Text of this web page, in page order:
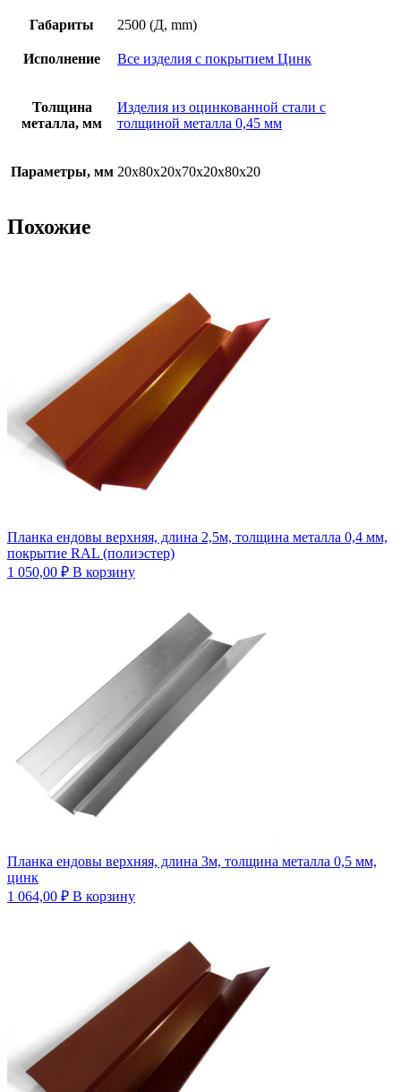
Габариты 2500 (Д, mm)
Исполнение Все изделия с покрытием Цинк
Толщина
металла, мм
Изделия из оцинкованной стали с
толщиной металла 0,45 мм
Параметры, мм 20х80х20х70х20х80х20
Похожие
Планка ендовы верхняя, длина 2,5м, толщина металла 0,4 мм,
покрытие RAL (полиэстер)
1 050,00 ₽ В корзину
Планка ендовы верхняя, длина 3м, толщина металла 0,5 мм,
цинк
1 064,00 ₽ В корзину